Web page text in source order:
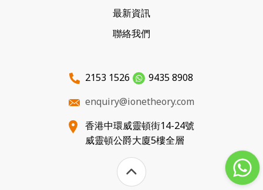
最新資訊
聯絡我們
2153 1526
9435 8908
enquiry@ionetheory.com
香港中環威靈頓街14-24號
威靈頓公爵大廈5樓全層